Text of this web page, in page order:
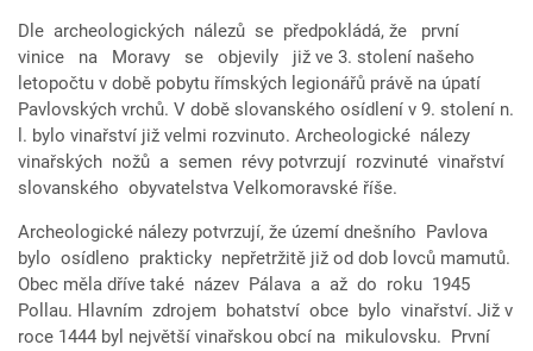
Dle archeologických nálezů se předpokládá, že první
vinice na Moravy se objevily již ve 3. stolení našeho
letopočtu v době pobytu římských legionářů právě na úpatí
Pavlovských vrchů. V době slovanského osídlení v 9. stolení n.
l. bylo vinařství již velmi rozvinuto. Archeologické nálezy
vinařských nožů a semen révy potvrzují rozvinuté vinařství
slovanského obyvatelstva Velkomoravské říše.
Archeologické nálezy potvrzují, že území dnešního Pavlova
bylo osídleno prakticky nepřetržitě již od dob lovců mamutů.
Obec měla dříve také název Pálava a až do roku 1945
Pollau. Hlavním zdrojem bohatství obce bylo vinařství. Již v
roce 1444 byl největší vinařskou obcí na mikulovsku. První